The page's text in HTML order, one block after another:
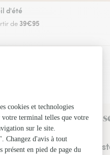
d'été
de 39€95
Chenard et dans
Les